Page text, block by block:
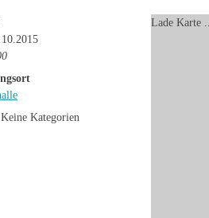
Lade Karte ...
Keine Kategorien